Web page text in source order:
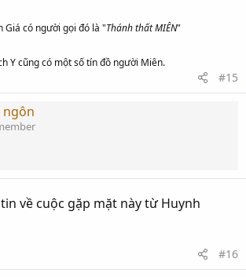
Giá có người gọi đó là "Thánh thất MIÊN"
Y cũng có một số tín đồ người Miên.
#15
ngôn
về cuộc gặp mặt này từ Huynh
#16